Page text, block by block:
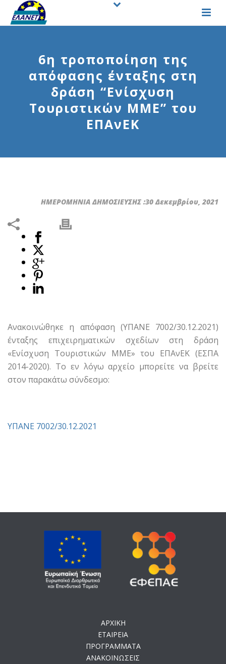
6η τροποποίηση της
απόφασης ένταξης στη
δράση “Ενίσχυση
Τουριστικών ΜΜΕ” του
ΕΠΑνΕΚ
ΗΜΕΡΟΜΗΝΙΑ ΔΗΜΟΣΙΕΥΣΗΣ :30 Δεκεμβρίου, 2021
Ανακοινώθηκε η απόφαση (ΥΠΑΝΕ 7002/30.12.2021)
ένταξης επιχειρηματικών σχεδίων στη δράση
«Ενίσχυση Τουριστικών ΜΜΕ» του ΕΠΑνΕΚ (ΕΣΠΑ
2014-2020). Το εν λόγω αρχείο μπορείτε να βρείτε
στον παρακάτω σύνδεσμο:
ΥΠΑΝΕ 7002/30.12.2021
ΑΡΧΙΚΗ
ΕΤΑΙΡΕΙΑ
ΠΡΟΓΡΑΜΜΑΤΑ
ΑΝΑΚΟΙΝΩΣΕΙΣ